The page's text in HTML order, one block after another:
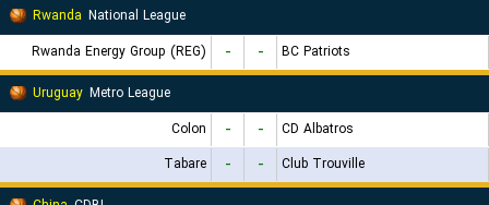
Rwanda National League
Rwanda Energy Group (REG)
- -
BC Patriots
Uruguay Metro League
Colon
- -
CD Albatros
Tabare
- -
Club Trouville